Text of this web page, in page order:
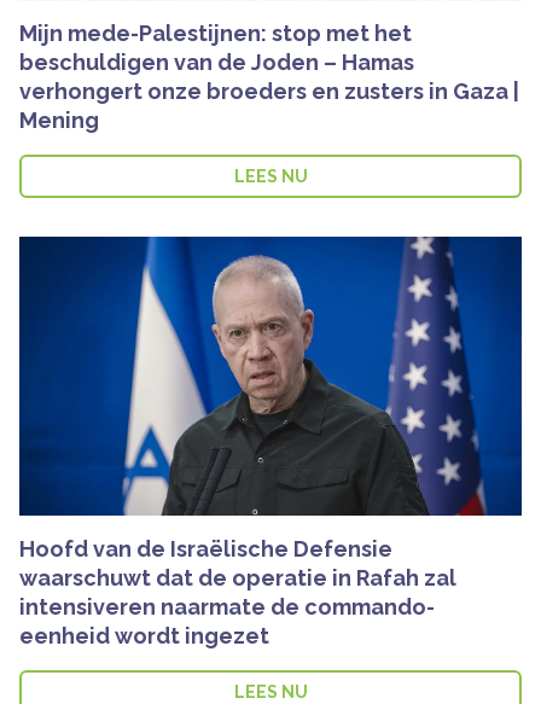
Mijn mede-Palestijnen: stop met het
beschuldigen van de Joden – Hamas
verhongert onze broeders en zusters in Gaza |
Mening
LEES NU
Hoofd van de Israëlische Defensie
waarschuwt dat de operatie in Rafah zal
intensiveren naarmate de commando-
eenheid wordt ingezet
LEES NU